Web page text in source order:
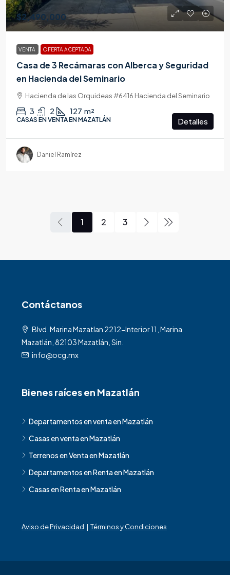
$2,490,000
VENTA OFERTA ACEPTADA
Casa de 3 Recámaras con Alberca y Seguridad
en Hacienda del Seminario
Hacienda de las Orquideas #6416 Hacienda del Seminario
3 2 127 m²
CASAS EN VENTA EN MAZATLÁN Detalles
Daniel Ramírez
1 2 3
Contáctanos
Blvd. Marina Mazatlan 2212-Interior 11, Marina
Mazatlán, 82103 Mazatlán, Sin.
info@ocg.mx
Bienes raíces en Mazatlán
Departamentos en venta en Mazatlán
Casas en venta en Mazatlán
Terrenos en Venta en Mazatlán
Departamentos en Renta en Mazatlán
Casas en Renta en Mazatlán
Aviso de Privacidad | Términos y Condiciones